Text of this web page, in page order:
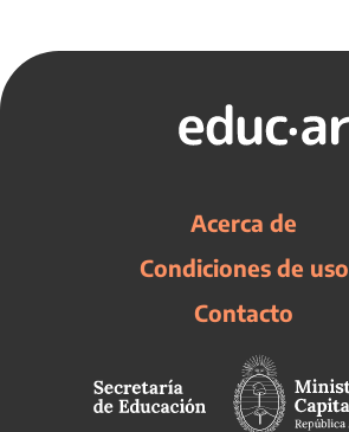
Acerca de
Condiciones de uso
Contacto